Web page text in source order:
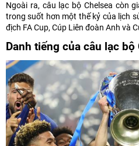
Ngoài ra, câu lạc bộ Chelsea còn
trong suốt hơn một thế kỷ của lịch
địch FA Cup, Cúp Liên đoàn Anh và
Danh tiếng của câu lạc bộ